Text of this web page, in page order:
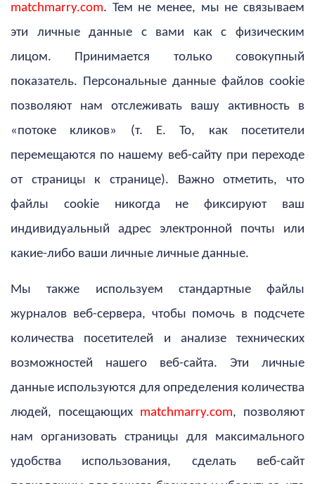
matchmarry.com. Тем не менее, мы не связываем
эти личные данные с вами как с физическим
лицом. Принимается только совокупный
показатель. Персональные данные файлов cookie
позволяют нам отслеживать вашу активность в
«потоке кликов» (т. Е. То, как посетители
перемещаются по нашему веб-сайту при переходе
от страницы к странице). Важно отметить, что
файлы cookie никогда не фиксируют ваш
индивидуальный адрес электронной почты или
какие-либо ваши личные личные данные.
Мы также используем стандартные файлы
журналов веб-сервера, чтобы помочь в подсчете
количества посетителей и анализе технических
возможностей нашего веб-сайта. Эти личные
данные используются для определения количества
людей, посещающих matchmarry.com, позволяют
нам организовать страницы для максимального
удобства использования, сделать веб-сайт